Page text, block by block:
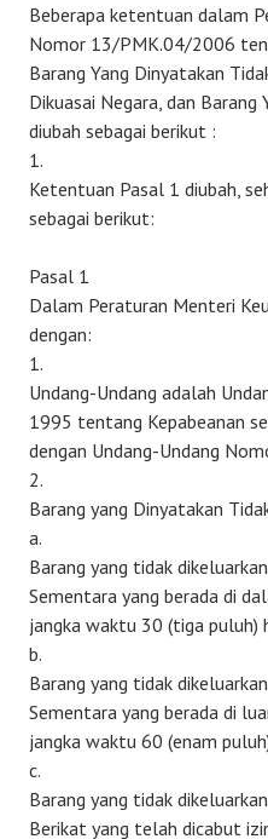
Beberapa ketentuan dalam
Nomor 13/PMK.04/2006
Barang Yang Dinyatakan
Dikuasai Negara, dan
diubah sebagai berikut :
1.
Ketentuan Pasal 1 diubah,
sebagai berikut:
Pasal 1
Dalam Peraturan Menteri
dengan:
1.
Undang-Undang adalah
1995 tentang Kepabeanan
dengan Undang-Undang
2.
Barang yang Dinyatakan
a.
Barang yang tidak
Sementara yang berada di
jangka waktu 30 (tiga puluh)
b.
Barang yang tidak
Sementara yang berada di
jangka waktu 60 (enam
c.
Barang yang tidak
Berikat yang telah dicabut